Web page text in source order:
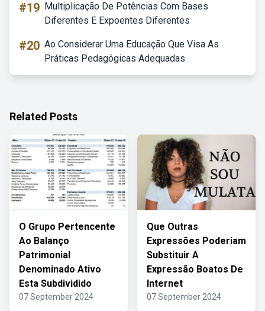
#19 Multiplicação De Potências Com Bases
Diferentes E Expoentes Diferentes
#20 Ao Considerar Uma Educação Que Visa As
Práticas Pedagógicas Adequadas
Related Posts
O Grupo Pertencente
Ao Balanço
Patrimonial
Denominado Ativo
Esta Subdividido
07 September 2024
Que Outras
Expressões Poderiam
Substituir A
Expressão Boatos De
Internet
07 September 2024